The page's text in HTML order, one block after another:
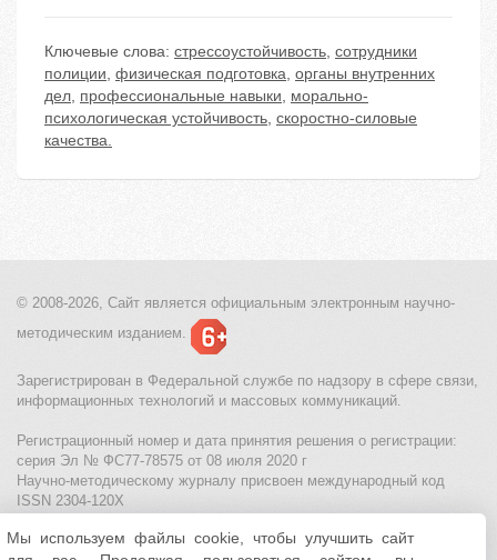
Ключевые слова: стрессоустойчивость, сотрудники
полиции, физическая подготовка, органы внутренних
дел, профессиональные навыки, морально-
психологическая устойчивость, скоростно-силовые
качества.
© 2008-2026, Сайт является официальным электронным научно-
методическим изданием.
Зарегистрирован в Федеральной службе по надзору в сфере связи,
информационных технологий и массовых коммуникаций.
Регистрационный номер и дата принятия решения о регистрации:
серия Эл № ФС77-78575 от 08 июля 2020 г
Научно-методическому журналу присвоен международный код
ISSN 2304-120X
МЦИТО|Школьные олимпиады и онлайн конкурсы для детей
Мы используем файлы cookie, чтобы улучшить сайт